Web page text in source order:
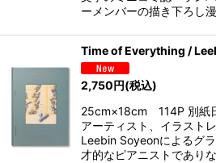
ーメンバーの描き下ろし
Time of Everything /
2,750円(税込)
25cm×18cm 114P 別紙
アーティスト、イラスト
Leebin Soyeonによるグ
才的なピアニストであり